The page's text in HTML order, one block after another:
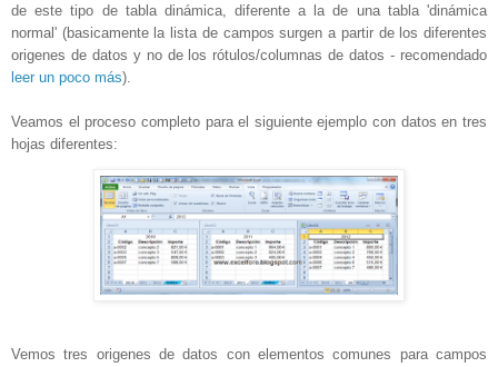
de este tipo de tabla dinámica, diferente a la de una tabla 'dinámica
normal' (basicamente la lista de campos surgen a partir de los diferentes
origenes de datos y no de los rótulos/columnas de datos - recomendado
leer un poco más).
Veamos el proceso completo para el siguiente ejemplo con datos en tres
hojas diferentes:
Vemos tres origenes de datos con elementos comunes para campos